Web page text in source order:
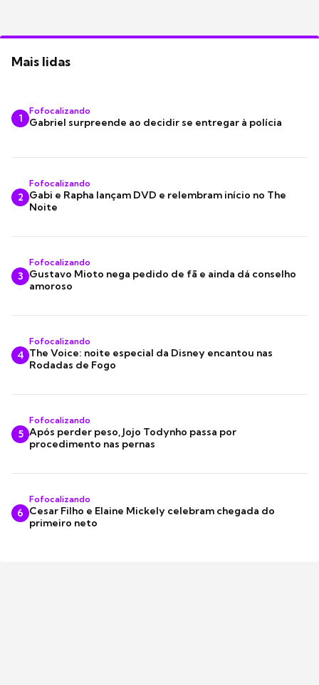
Mais lidas
1
Fofocalizando
Gabriel surpreende ao decidir se entregar à polícia
2
Fofocalizando
Gabi e Rapha lançam DVD e relembram início no The
Noite
3
Fofocalizando
Gustavo Mioto nega pedido de fã e ainda dá conselho
amoroso
4
Fofocalizando
The Voice: noite especial da Disney encantou nas
Rodadas de Fogo
5
Fofocalizando
Após perder peso, Jojo Todynho passa por
procedimento nas pernas
6
Fofocalizando
Cesar Filho e Elaine Mickely celebram chegada do
primeiro neto